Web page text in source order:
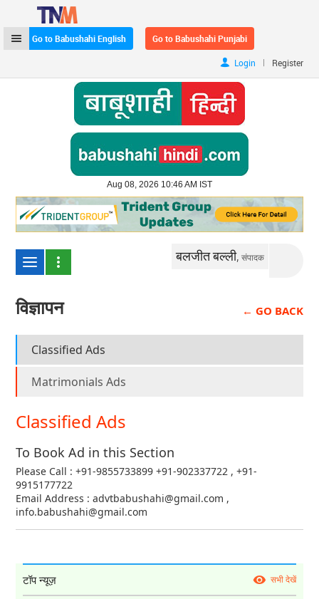
Go to Babushahi English Go to Babushahi Punjabi
Login | Register
Aug 08, 2026 10:46 AM IST
बलजीत बल्ली,संपादक
विज्ञापन ← GO BACK
Classified Ads
Matrimonials Ads
Classified Ads
To Book Ad in this Section
Please Call : +91-9855733899 +91-902337722 , +91-
9915177722
Email Address : advtbabushahi@gmail.com ,
info.babushahi@gmail.com
टॉप न्यूज़ सभी देखें